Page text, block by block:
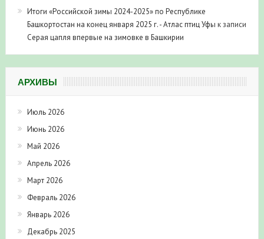
Итоги «Российской зимы 2024-2025» по Республике
Башкортостан на конец января 2025 г. - Атлас птиц Уфы к записи
Серая цапля впервые на зимовке в Башкирии
АРХИВЫ
Июль 2026
Июнь 2026
Май 2026
Апрель 2026
Март 2026
Февраль 2026
Январь 2026
Декабрь 2025